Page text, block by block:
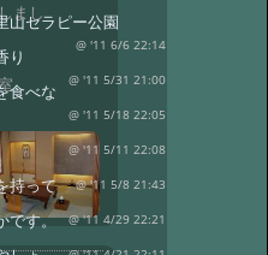
まし
室
山セラピー公園
@ '11 6/6 22:14
り
@ '11 5/31 21:00
食べな
@ '11 5/18 22:05
@ '11 5/11 22:08
持って @ '11 5/8 21:43
です。 @ '11 4/29 22:21